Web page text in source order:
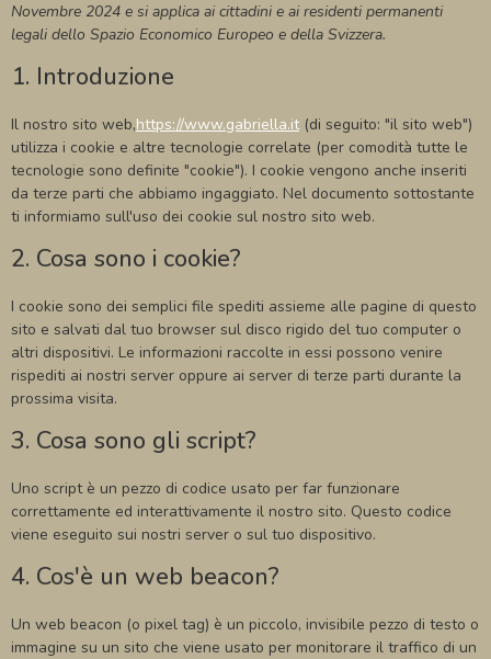
Novembre 2024 e si applica ai cittadini e ai residenti permanenti
legali dello Spazio Economico Europeo e della Svizzera.
1. Introduzione
Il nostro sito web,https://www.gabriella.it(di seguito: "il sito web")
utilizza i cookie e altre tecnologie correlate (per comodità tutte le
tecnologie sono definite "cookie"). I cookie vengono anche inseriti
da terze parti che abbiamo ingaggiato. Nel documento sottostante
ti informiamo sull'uso dei cookie sul nostro sito web.
2. Cosa sono i cookie?
I cookie sono dei semplici file spediti assieme alle pagine di questo
sito e salvati dal tuo browser sul disco rigido del tuo computer o
altri dispositivi. Le informazioni raccolte in essi possono venire
rispediti ai nostri server oppure ai server di terze parti durante la
prossima visita.
3. Cosa sono gli script?
Uno script è un pezzo di codice usato per far funzionare
correttamente ed interattivamente il nostro sito. Questo codice
viene eseguito sui nostri server o sul tuo dispositivo.
4. Cos'è un web beacon?
Un web beacon (o pixel tag) è un piccolo, invisibile pezzo di testo o
immagine su un sito che viene usato per monitorare il traffico di un